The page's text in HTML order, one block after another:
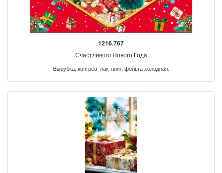
1216.767
Счастливого Нового Года
Вырубка, конгрев, лак твин, фольга холодная.